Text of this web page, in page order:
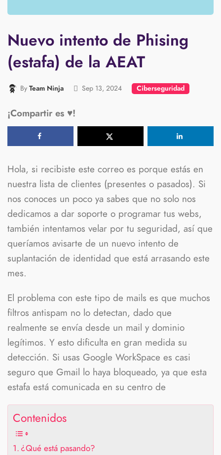
Nuevo intento de Phising
(estafa) de la AEAT
By Team Ninja Sep 13, 2024 Ciberseguridad
¡Compartir es ♥️!
Hola, si recibiste este correo es porque estás en
nuestra lista de clientes (presentes o pasados). Si
nos conoces un poco ya sabes que no solo nos
dedicamos a dar soporte o programar tus webs,
también intentamos velar por tu seguridad, así que
queríamos avisarte de un nuevo intento de
suplantación de identidad que está arrasando este
mes.
El problema con este tipo de mails es que muchos
filtros antispam no lo detectan, dado que
realmente se envía desde un mail y dominio
legítimos. Y esto dificulta en gran medida su
detección. Si usas Google WorkSpace es casi
seguro que Gmail lo haya bloqueado, ya que esta
estafa está comunicada en su centro de
Contenidos
¿Qué está pasando?